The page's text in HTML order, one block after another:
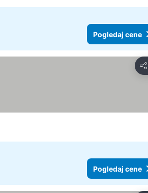
Pogledaj cene
Deli
Pogledaj cene